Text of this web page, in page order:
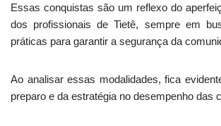
Essas conquistas são um reflexo do
dos profissionais de Tietê, sempre em
práticas para garantir a segurança da
Ao analisar essas modalidades, fica
preparo e da estratégia no desempenho das